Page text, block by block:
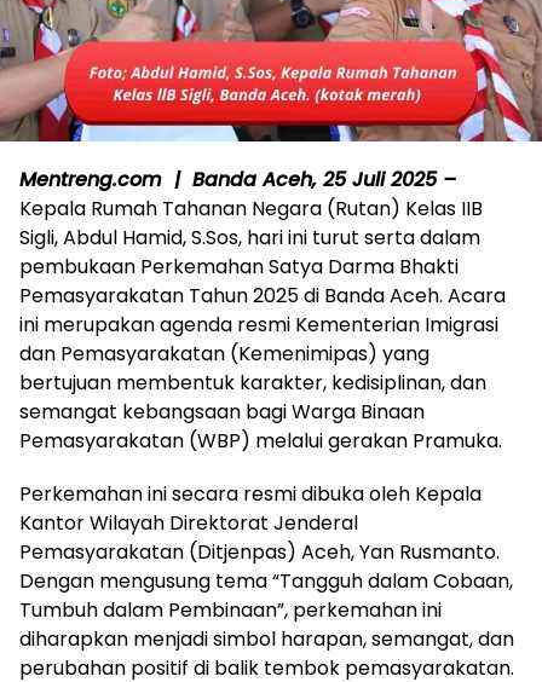
​Mentreng.com | Banda Aceh, 25 Juli 2025 –
Kepala Rumah Tahanan Negara (Rutan) Kelas IIB
Sigli, Abdul Hamid, S.Sos, hari ini turut serta dalam
pembukaan Perkemahan Satya Darma Bhakti
Pemasyarakatan Tahun 2025 di Banda Aceh. Acara
ini merupakan agenda resmi Kementerian Imigrasi
dan Pemasyarakatan (Kemenimipas) yang
bertujuan membentuk karakter, kedisiplinan, dan
semangat kebangsaan bagi Warga Binaan
Pemasyarakatan (WBP) melalui gerakan Pramuka.
​Perkemahan ini secara resmi dibuka oleh Kepala
Kantor Wilayah Direktorat Jenderal
Pemasyarakatan (Ditjenpas) Aceh, Yan Rusmanto.
Dengan mengusung tema “Tangguh dalam Cobaan,
Tumbuh dalam Pembinaan”, perkemahan ini
diharapkan menjadi simbol harapan, semangat, dan
perubahan positif di balik tembok pemasyarakatan.